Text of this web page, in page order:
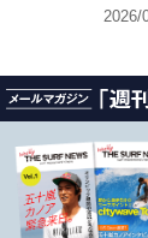
2026/